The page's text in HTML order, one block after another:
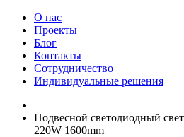
О нас
Проекты
Блог
Контакты
Сотрудничество
Индивидуальные решения
Подвесной светодиодный
220W 1600mm